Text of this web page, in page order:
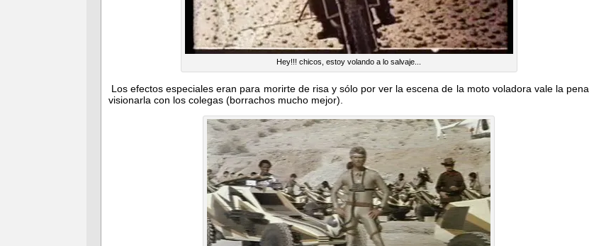
Hey!!! chicos, estoy volando a lo salvaje...
Los efectos especiales eran para morirte de risa y sólo por ver la escena de la moto voladora vale la pena
visionarla con los colegas (borrachos mucho mejor).